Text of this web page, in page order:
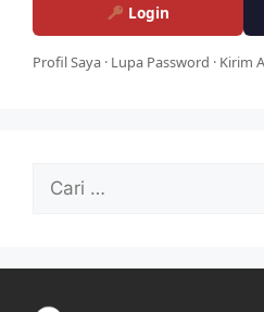
Login
Profil Saya · Lupa Password · Kirim
untuk: